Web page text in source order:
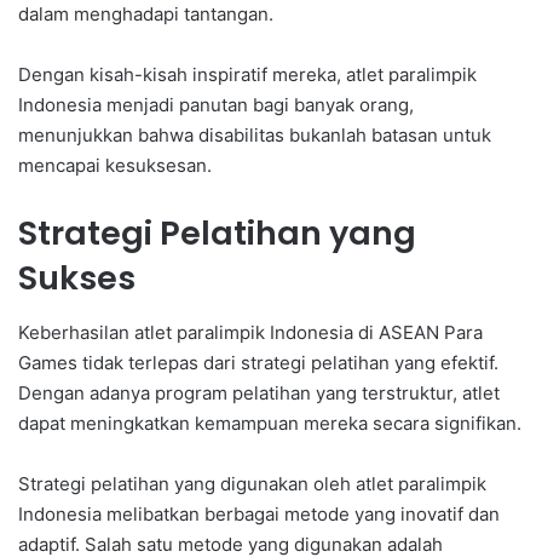
dalam menghadapi tantangan.
Dengan kisah-kisah inspiratif mereka, atlet paralimpik
Indonesia menjadi panutan bagi banyak orang,
menunjukkan bahwa disabilitas bukanlah batasan untuk
mencapai kesuksesan.
Strategi Pelatihan yang
Sukses
Keberhasilan atlet paralimpik Indonesia di ASEAN Para
Games tidak terlepas dari strategi pelatihan yang efektif.
Dengan adanya program pelatihan yang terstruktur, atlet
dapat meningkatkan kemampuan mereka secara signifikan.
Strategi pelatihan yang digunakan oleh atlet paralimpik
Indonesia melibatkan berbagai metode yang inovatif dan
adaptif. Salah satu metode yang digunakan adalah